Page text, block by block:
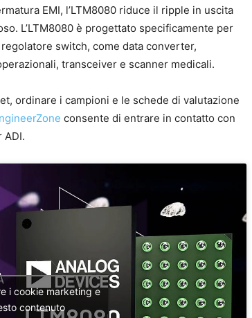
EMI, l’LTM8080 riduce il ripple in uscita
L’LTM8080 è progettato specificamente per
switch, come data converter,
transceiver e scanner medicali.
ordinare i campioni e le schede di valutazione
consente di entrare in contatto con
i cookie marketing e
contenuto